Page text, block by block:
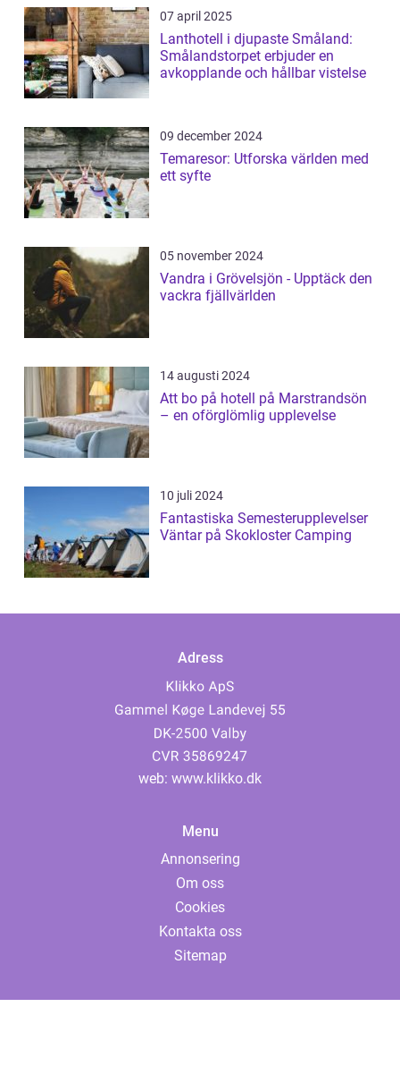
07 april 2025
Lanthotell i djupaste Småland:
Smålandstorpet erbjuder en
avkopplande och hållbar vistelse
09 december 2024
Temaresor: Utforska världen med
ett syfte
05 november 2024
Vandra i Grövelsjön - Upptäck den
vackra fjällvärlden
14 augusti 2024
Att bo på hotell på Marstrandsön
– en oförglömlig upplevelse
10 juli 2024
Fantastiska Semesterupplevelser
Väntar på Skokloster Camping
Adress
web: www.klikko.dk
Menu
Annonsering
Om oss
Cookies
Kontakta oss
Sitemap